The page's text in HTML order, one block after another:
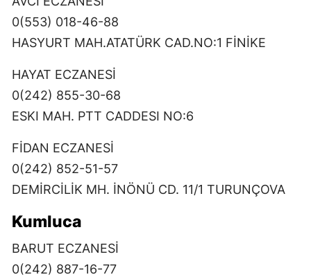
0(553) 018-46-88
HASYURT MAH.ATATÜRK CAD.NO:1 FİNİKE
HAYAT ECZANESİ
0(242) 855-30-68
ESKI MAH. PTT CADDESI NO:6
FİDAN ECZANESİ
0(242) 852-51-57
DEMİRCİLİK MH. İNÖNÜ CD. 11/1 TURUNÇOVA
Kumluca
BARUT ECZANESİ
0(242) 887-16-77